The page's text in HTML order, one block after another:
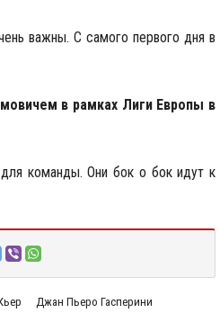
важны. С самого первого дня в
в рамках Лиги Европы в
команды. Они бок о бок идут к
Джан Пьеро Гасперини